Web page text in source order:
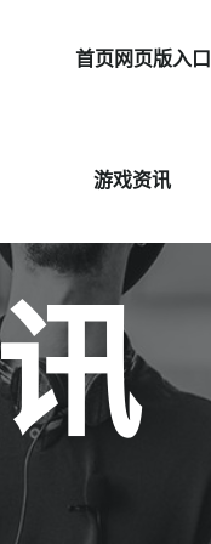
首页网页版入口
游戏资讯